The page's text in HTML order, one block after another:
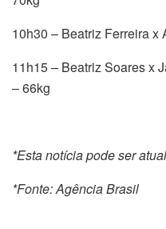
10h30 – Beatriz Ferreira x
11h15 – Beatriz Soares x
– 66kg
*Esta notícia pode ser
*Fonte: Agência Brasil